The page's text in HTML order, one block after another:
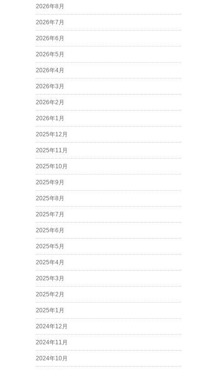
2026年8月
2026年7月
2026年6月
2026年5月
2026年4月
2026年3月
2026年2月
2026年1月
2025年12月
2025年11月
2025年10月
2025年9月
2025年8月
2025年7月
2025年6月
2025年5月
2025年4月
2025年3月
2025年2月
2025年1月
2024年12月
2024年11月
2024年10月